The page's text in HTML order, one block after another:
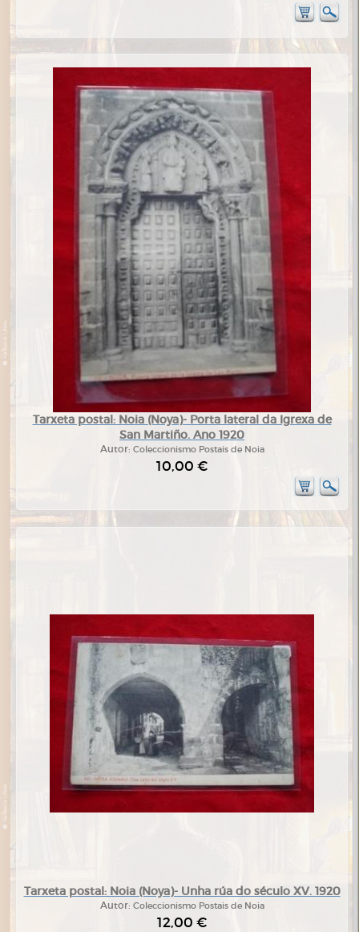
Tarxeta postal: Noia (Noya)- Porta lateral da Igrexa de
San Martiño. Ano 1920
Autor: Coleccionismo Postais de Noia
10,00 €
Tarxeta postal: Noia (Noya)- Unha rúa do século XV. 1920
Autor: Coleccionismo Postais de Noia
12,00 €